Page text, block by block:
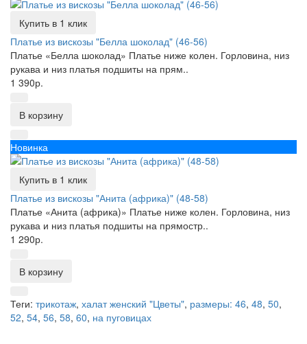
Купить в 1 клик
Платье из вискозы "Белла шоколад" (46-56)
Платье «Белла шоколад» Платье ниже колен. Горловина, низ
рукава и низ платья подшиты на прям..
1 390р.
В корзину
Новинка
Купить в 1 клик
Платье из вискозы "Анита (африка)" (48-58)
Платье «Анита (африка)» Платье ниже колен. Горловина, низ
рукава и низ платья подшиты на прямостр..
1 290р.
В корзину
Теги: трикотаж, халат женский "Цветы", размеры: 46, 48, 50,
52, 54, 56, 58, 60, на пуговицах